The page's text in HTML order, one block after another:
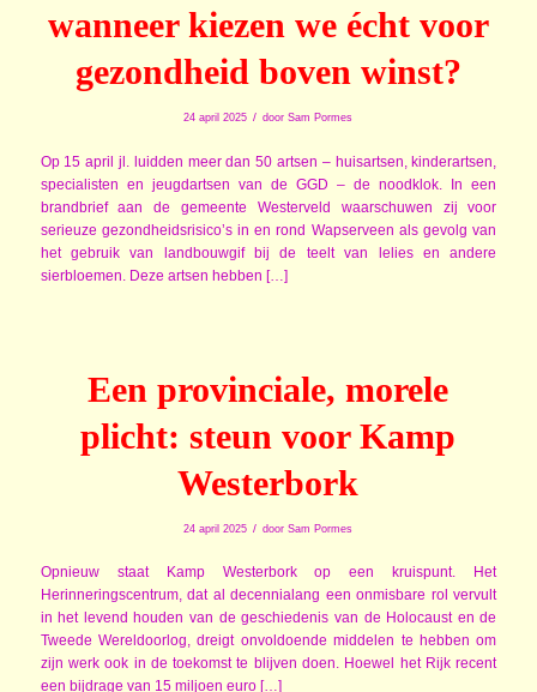
wanneer kiezen we écht voor
gezondheid boven winst?
24 april 2025 / doorSam Pormes
Op 15 april jl. luidden meer dan 50 artsen – huisartsen, kinderartsen,
specialisten en jeugdartsen van de GGD – de noodklok. In een
brandbrief aan de gemeente Westerveld waarschuwen zij voor
serieuze gezondheidsrisico’s in en rond Wapserveen als gevolg van
het gebruik van landbouwgif bij de teelt van lelies en andere
sierbloemen. Deze artsen hebben […]
Een provinciale, morele
plicht: steun voor Kamp
Westerbork
24 april 2025 / doorSam Pormes
Opnieuw staat Kamp Westerbork op een kruispunt. Het
Herinneringscentrum, dat al decennialang een onmisbare rol vervult
in het levend houden van de geschiedenis van de Holocaust en de
Tweede Wereldoorlog, dreigt onvoldoende middelen te hebben om
zijn werk ook in de toekomst te blijven doen. Hoewel het Rijk recent
een bijdrage van 15 miljoen euro […]